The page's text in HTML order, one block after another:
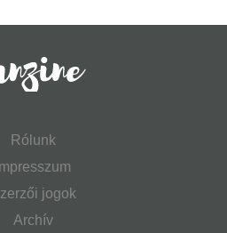
Rólunk
Impresszum
jogok
Archív